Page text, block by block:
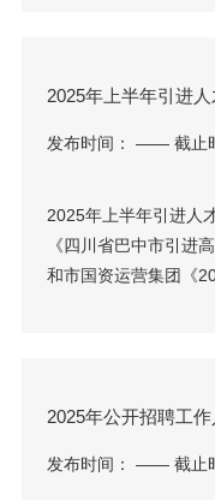
2025年上半年引进
发布时间： —— 截止
2025年上半年引进人
《四川省巴中市引进
和市国资运营集团《
2025年公开招聘工
发布时间： —— 截止